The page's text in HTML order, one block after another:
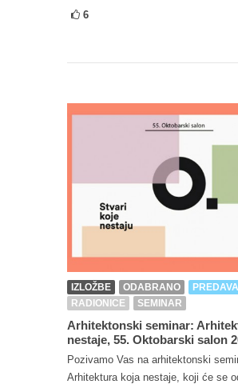
6
IZLOŽBE ODABRANO
RADIONICE
SEMINAR
Arhitektonski seminar:
nestaje, 55. Oktobarski salon
Pozivamo Vas na arhitektonski
Arhitektura koja nestaje, koji će se